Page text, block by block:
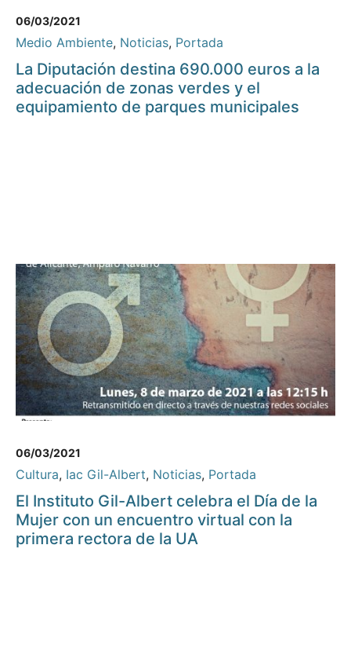
06/03/2021
Medio Ambiente, Noticias, Portada
La Diputación destina 690.000 euros a la
adecuación de zonas verdes y el
equipamiento de parques municipales
06/03/2021
Cultura, Iac Gil-Albert, Noticias, Portada
El Instituto Gil-Albert celebra el Día de la
Mujer con un encuentro virtual con la
primera rectora de la UA